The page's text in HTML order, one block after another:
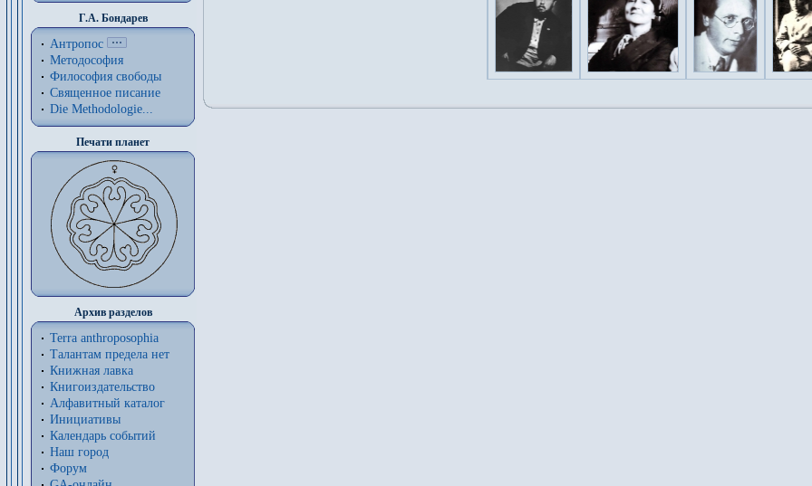
Г.А. Бондарев
Антропос
Методософия
Философия cвободы
Священное писание
Die Methodologie...
Печати планет
Архив разделов
Terra anthroposophia
Талантам предела нет
Книжная лавка
Книгоиздательство
Алфавитный каталог
Инициативы
Календарь событий
Наш город
Форум